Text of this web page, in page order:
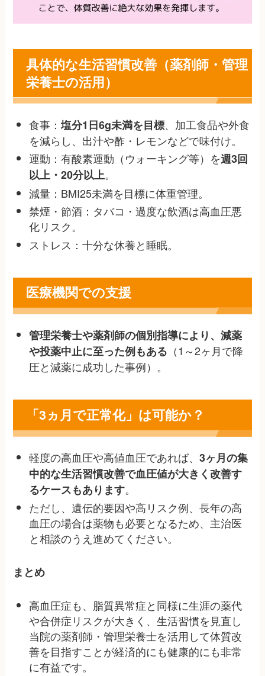
具体的な生活習慣改善（薬剤師・管理
栄養士の活用）
食事：塩分1日6g未満を目標、加工食品や外食
を減らし、出汁や酢・レモンなどで味付け。
運動：有酸素運動（ウォーキング等）を週3回
以上・20分以上。
減量：BMI25未満を目標に体重管理。
禁煙・節酒：タバコ・過度な飲酒は高血圧悪
化リスク。
ストレス：十分な休養と睡眠。
医療機関での支援
管理栄養士や薬剤師の個別指導により、減薬
や投薬中止に至った例もある （1～2ヶ月で降
圧と減薬に成功した事例） 。
「3ヵ月で正常化」は可能か？
軽度の高血圧や高値血圧であれば、3ヶ月の集
中的な生活習慣改善で血圧値が大きく改善す
るケースもあります。
ただし、遺伝的要因や高リスク例、長年の高
血圧の場合は薬物も必要となるため、主治医
と相談のうえ進めてください。
まとめ
高血圧症も、脂質異常症と同様に生涯の薬代
や合併症リスクが大きく、生活習慣を見直し
当院の薬剤師・管理栄養士を活用して体質改
善を目指すことが経済的にも健康的にも非常
に有益です。